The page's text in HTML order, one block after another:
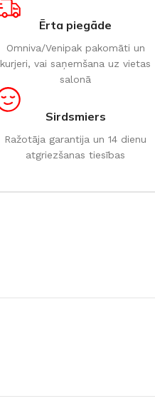
Ērta piegāde
Omniva/Venipak pakomāti un
kurjeri, vai saņemšana uz vietas
salonā
Sirdsmiers
Ražotāja garantija un 14 dienu
atgriezšanas tiesības